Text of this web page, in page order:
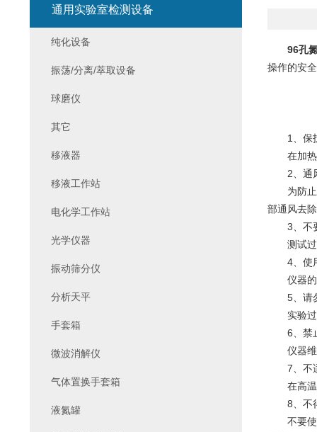
96孔
操作的安
1、保
在加热样
2、通
为防止某
部通风去
3、不要
测试过
4、使用
仪器的
5、请勿
实验过程
6、禁止
仪器维护
7、不适
在高温加
8、不得
不要使用
通用实验室检测设备
纯化设备
振荡/分离/萃取设备
球磨仪
其它
移液器
移液工作站
电化学工作站
光学仪器
振动筛分仪
分析天平
手套箱
微波消解仪
气体置换手套箱
液氮罐